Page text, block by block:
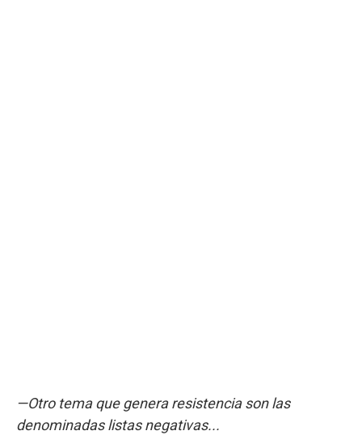
—Otro tema que genera resistencia son las
denominadas listas negativas...